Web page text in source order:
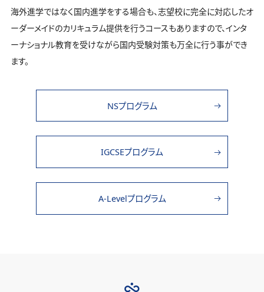
海外進学ではなく国内進学をする場合も、志望校に完全に対応したオ
ーダーメイドのカリキュラム提供を行うコースもありますので、インタ
ーナショナル教育を受けながら国内受験対策も万全に行う事ができ
ます。
NSプログラム
IGCSEプログラム
A-Levelプログラム